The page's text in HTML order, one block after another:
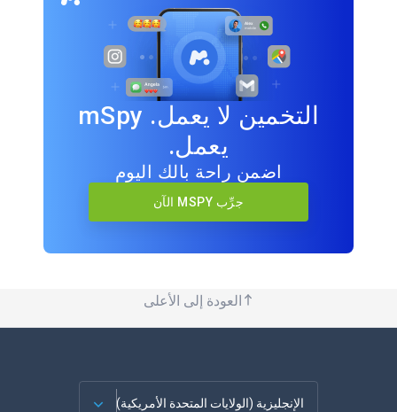
التخمين لا يعمل. mSpy
يعمل.
اضمن راحة بالك اليوم
جرِّب MSPY الآن
العودة إلى الأعلى
الإنجليزية (الولايات المتحدة الأمريكية)